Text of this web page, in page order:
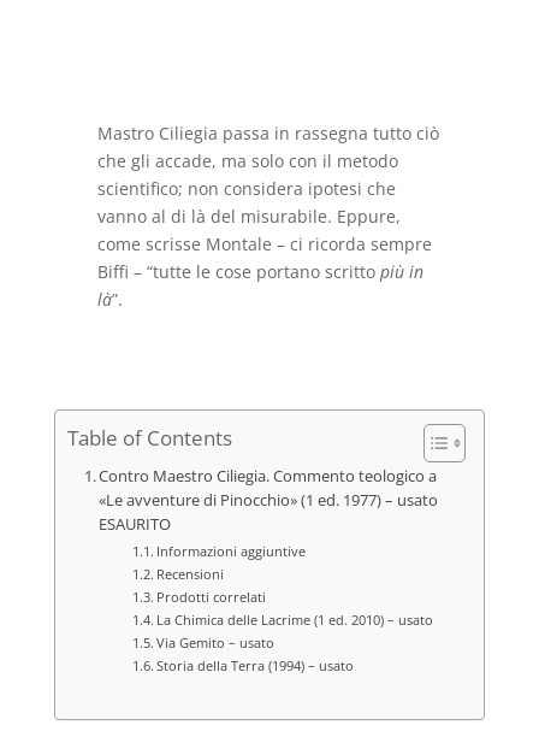
Mastro Ciliegia passa in rassegna tutto ciò
che gli accade, ma solo con il metodo
scientifico; non considera ipotesi che
vanno al di là del misurabile. Eppure,
come scrisse Montale – ci ricorda sempre
Biffi – “tutte le cose portano scritto più in
là”.
Table of Contents
Contro Maestro Ciliegia. Commento teologico a
«Le avventure di Pinocchio» (1 ed. 1977) – usato
ESAURITO
Informazioni aggiuntive
Recensioni
Prodotti correlati
La Chimica delle Lacrime (1 ed. 2010) – usato
Via Gemito – usato
Storia della Terra (1994) – usato